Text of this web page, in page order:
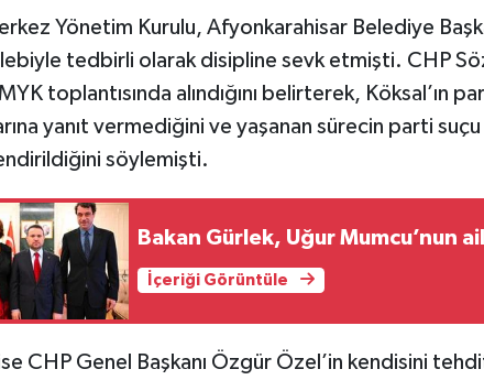
Yönetim Kurulu, Afyonkarahisar Belediye
tedbirli olarak disipline sevk etmişti. CHP
toplantısında alındığını belirterek, Köksal’ın
yanıt vermediğini ve yaşanan sürecin parti
söylemişti.
Bakan Gürlek, Uğur Mumcu’nun
İçeriği Görüntüle
CHP Genel Başkanı Özgür Özel’in kendisini